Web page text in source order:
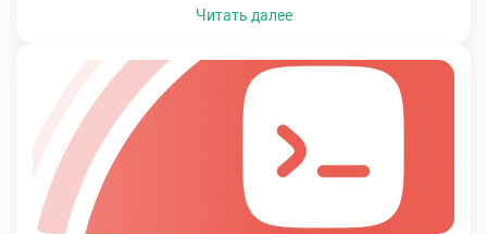
мышление, гибкость в принятии решений и способность к
условиях быстро меняющегося мира, где стабильность
достигается через адаптивность и готовность к […]
Читать далее